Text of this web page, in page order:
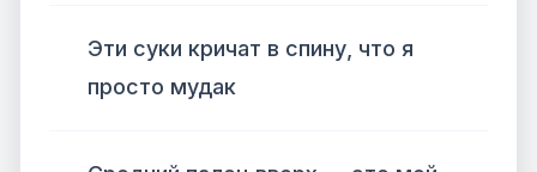
Эти суки кричат ​​в спину, что я
просто мудак